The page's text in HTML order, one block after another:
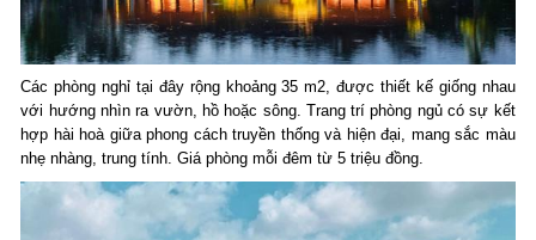
Các phòng nghỉ tại đây rộng khoảng 35 m2, được thiết kế giống nhau
với hướng nhìn ra vườn, hồ hoặc sông. Trang trí phòng ngủ có sự kết
hợp hài hoà giữa phong cách truyền thống và hiện đại, mang sắc màu
nhẹ nhàng, trung tính. Giá phòng mỗi đêm từ 5 triệu đồng.